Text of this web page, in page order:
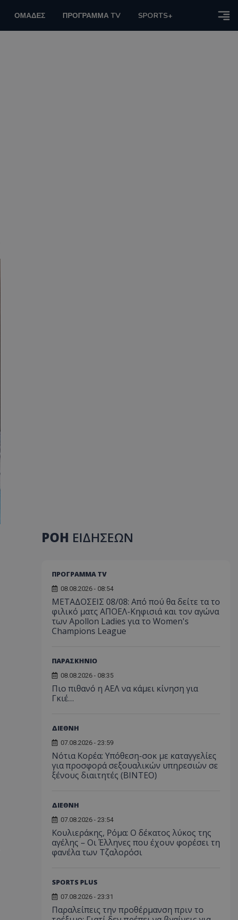
ΟΜΑΔΕΣ ΠΡΟΓΡΑΜΜΑ TV SPORTS+
ΡΟΗ ΕΙΔΗΣΕΩΝ
ΠΡΟΓΡΑΜΜΑ TV
08.08.2026 - 08:54
ΜΕΤΑΔΟΣΕΙΣ 08/08: Από πού θα δείτε τα το
φιλικό ματς ΑΠΟΕΛ-Κηφισιά και τον αγώνα
των Apollon Ladies για το Women's
Champions League
ΠΑΡΑΣΚΗΝΙΟ
08.08.2026 - 08:35
Πιο πιθανό η ΑΕΛ να κάμει κίνηση για
Γκιέ…
ΔΙΕΘΝΗ
07.08.2026 - 23:59
Νότια Κορέα: Υπόθεση-σοκ με καταγγελίες
για προσφορά σεξουαλικών υπηρεσιών σε
ξένους διαιτητές (BINTEO)
ΔΙΕΘΝΗ
07.08.2026 - 23:54
Κουλιεράκης, Ρόμα: Ο δέκατος λύκος της
αγέλης – Οι Έλληνες που έχουν φορέσει τη
φανέλα των Τζαλορόσι
SPORTS PLUS
07.08.2026 - 23:31
Παραλείπεις την προθέρμανση πριν το